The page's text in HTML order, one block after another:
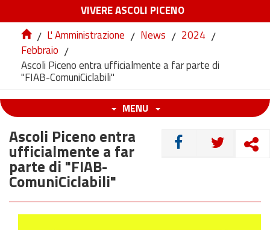
VIVERE ASCOLI PICENO
/ L' Amministrazione / News / 2024 /
Febbraio /
Ascoli Piceno entra ufficialmente a far parte di
"FIAB-ComuniCiclabili"
MENU
CONDIVIDI
Ascoli Piceno entra
ufficialmente a far
parte di "FIAB-
ComuniCiclabili"